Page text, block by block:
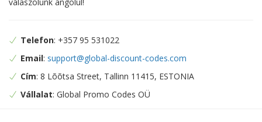
Telefon: +357 95 531022
Email: support@global-discount-codes.com
Cím: 8 Lõõtsa Street, Tallinn 11415, ESTONIA
Vállalat: Global Promo Codes OÜ